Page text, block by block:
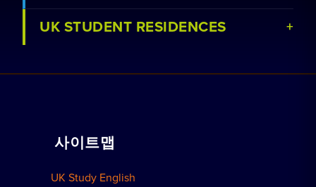
강좌 보기
학교 보기
홈스테이 예약하기
UK STUDENT RESIDENCES
사이트맵
UK Study English